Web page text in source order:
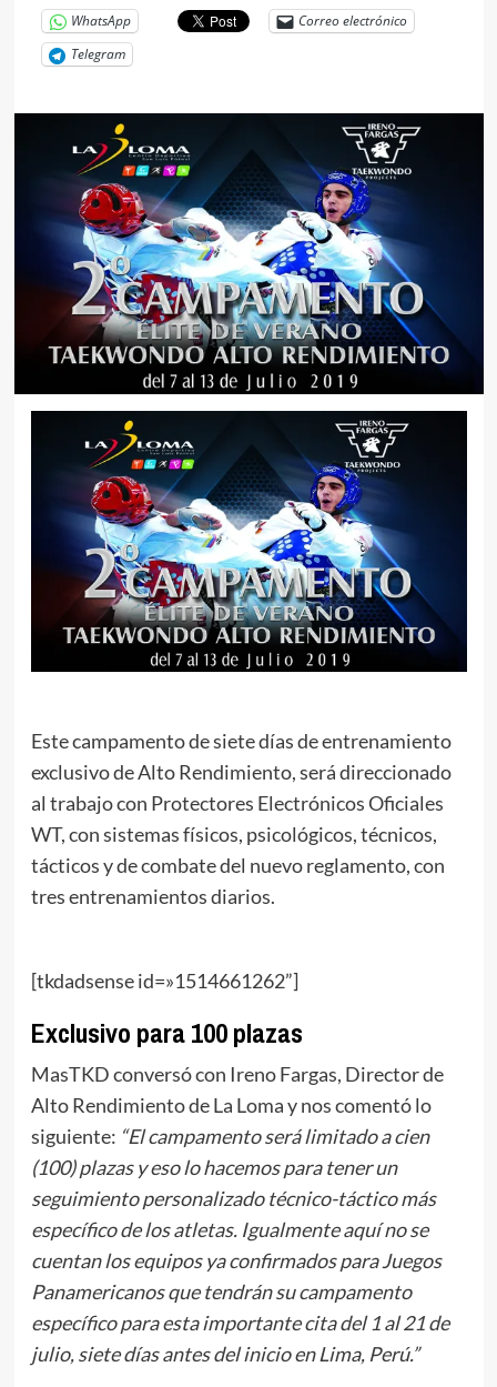
WhatsApp
Correo electrónico
Telegram
Este campamento de siete días de entrenamiento
exclusivo de Alto Rendimiento, será direccionado
al trabajo con Protectores Electrónicos Oficiales
WT, con sistemas físicos, psicológicos, técnicos,
tácticos y de combate del nuevo reglamento, con
tres entrenamientos diarios.
[tkdadsense id=»1514661262”]
Exclusivo para 100 plazas
MasTKD conversó con Ireno Fargas, Director de
Alto Rendimiento de La Loma y nos comentó lo
siguiente: “El campamento será limitado a cien
(100) plazas y eso lo hacemos para tener un
seguimiento personalizado técnico-táctico más
específico de los atletas. Igualmente aquí no se
cuentan los equipos ya confirmados para Juegos
Panamericanos que tendrán su campamento
específico para esta importante cita del 1 al 21 de
julio, siete días antes del inicio en Lima, Perú.”